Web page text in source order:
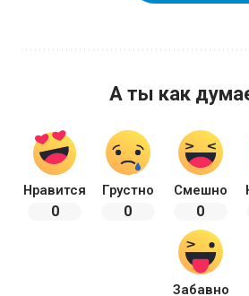
А ты как
Нравится
0
Грустно
0
Смешно
0
Забавно